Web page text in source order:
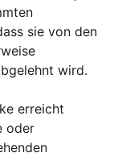
sie von den
wird.
erreicht
oder